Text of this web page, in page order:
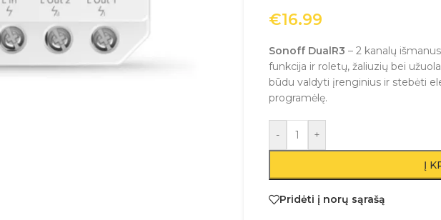
€16.99
Sonoff DualR3 – 2 kanalų
funkcija ir roletų, žaliuzių bei
būdu valdyti įrenginius ir stebėti
programėlę.
- +
Į
Pridėti į norų sąrašą